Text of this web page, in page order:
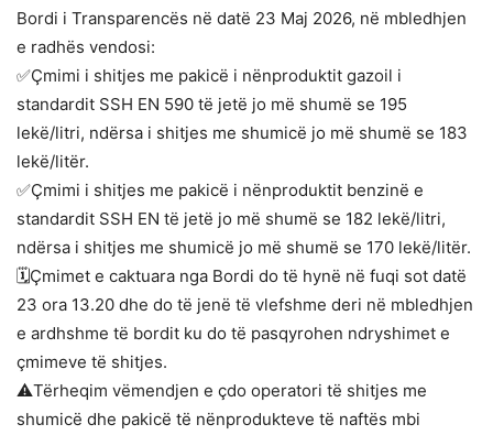
Bordi i Transparencës në datë 23 Maj 2026, në mbledhjen
e radhës vendosi:
✅Çmimi i shitjes me pakicë i nënproduktit gazoil i
standardit SSH EN 590 të jetë jo më shumë se 195
lekë/litri, ndërsa i shitjes me shumicë jo më shumë se 183
lekë/litër.
✅Çmimi i shitjes me pakicë i nënproduktit benzinë e
standardit SSH EN të jetë jo më shumë se 182 lekë/litri,
ndërsa i shitjes me shumicë jo më shumë se 170 lekë/litër.
🗓️Çmimet e caktuara nga Bordi do të hynë në fuqi sot datë
23 ora 13.20 dhe do të jenë të vlefshme deri në mbledhjen
e ardhshme të bordit ku do të pasqyrohen ndryshimet e
çmimeve të shitjes.
⚠️Tërheqim vëmendjen e çdo operatori të shitjes me
shumicë dhe pakicë të nënprodukteve të naftës mbi